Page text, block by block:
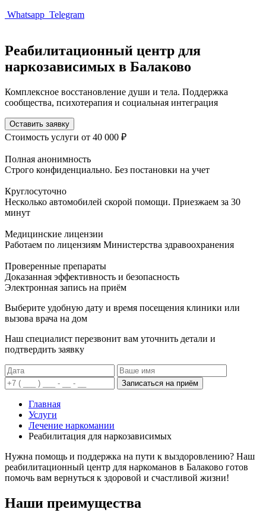
Whatsapp Telegram
Реабилитационный центр для
наркозависимых в Балаково
Комплексное восстановление души и тела. Поддержка
сообщества, психотерапия и социальная интеграция
Оставить заявку
Стоимость услуги от 40 000 ₽
Полная анонимность
Строго конфиденциально. Без постановки на учет
Круглосуточно
Несколько автомобилей скорой помощи. Приезжаем за 30
минут
Медицинские лицензии
Работаем по лицензиям Министерства здравоохранения
Проверенные препараты
Доказанная эффективность и безопасность
Электронная запись на приём
Выберите удобную дату и время посещения клиники или
вызова врача на дом
Наш специалист перезвонит вам уточнить детали и
подтвердить заявку
Записаться на приём
Главная
Услуги
Лечение наркомании
Реабилитация для наркозависимых
Нужна помощь и поддержка на пути к выздоровлению? Наш
реабилитационный центр для наркоманов в Балаково готов
помочь вам вернуться к здоровой и счастливой жизни!
Наши преимущества